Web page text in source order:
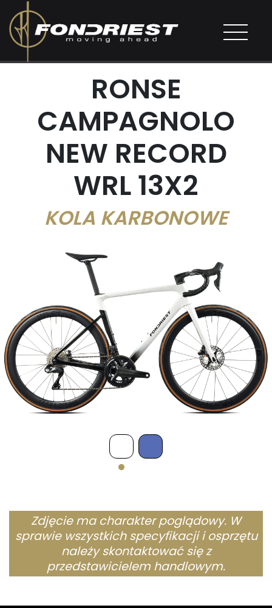
RONSE
CAMPAGNOLO
NEW RECORD
WRL 13X2
KOLA KARBONOWE
Zdjęcie ma charakter poglądowy. W
sprawie wszystkich specyfikacji i osprzętu
należy skontaktować się z
przedstawicielem handlowym.